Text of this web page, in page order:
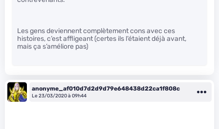
Les gens deviennent complètement cons avec ces
histoires, c’est affligeant (certes ils l’étaient déjà avant,
mais ça s’améliore pas)
anonyme_af010d7d2d9d79e648438d22ca1f808c
Le 23/03/2020 à 09h44